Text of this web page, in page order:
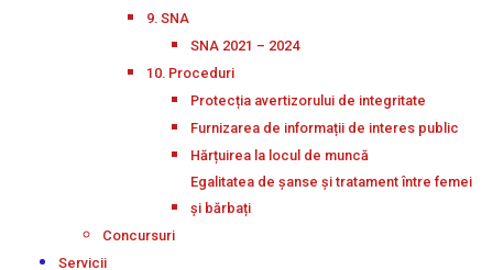
9. SNA
SNA 2021 – 2024
10. Proceduri
Protecția avertizorului de integritate
Furnizarea de informații de interes public
Hărțuirea la locul de muncă
Egalitatea de șanse și tratament între femei
și bărbați
Concursuri
Servicii